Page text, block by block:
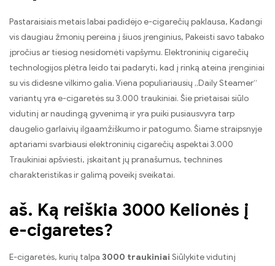
Pastaraisiais metais labai padidėjo e-cigarečių paklausa, Kadangi
vis daugiau žmonių pereina į šiuos įrenginius, Pakeisti savo tabako
įpročius ar tiesiog nesidomėti vapšymu. Elektroninių cigarečių
technologijos plėtra leido tai padaryti, kad į rinką ateina įrenginiai
su vis didesne vilkimo galia. Viena populiariausių „Daily Steamer“
variantų yra e-cigaretės su 3.000 traukiniai. Šie prietaisai siūlo
vidutinį ar naudingą gyvenimą ir yra puiki pusiausvyra tarp
daugelio garlaivių ilgaamžiškumo ir patogumo. Šiame straipsnyje
aptariami svarbiausi elektroninių cigarečių aspektai 3.000
Traukiniai apšviesti, įskaitant jų pranašumus, technines
charakteristikas ir galimą poveikį sveikatai.
aš. Ką reiškia 3000 Kelionės į
e-cigaretes?
E-cigaretės, kurių talpa 3000 traukiniai Siūlykite vidutinį